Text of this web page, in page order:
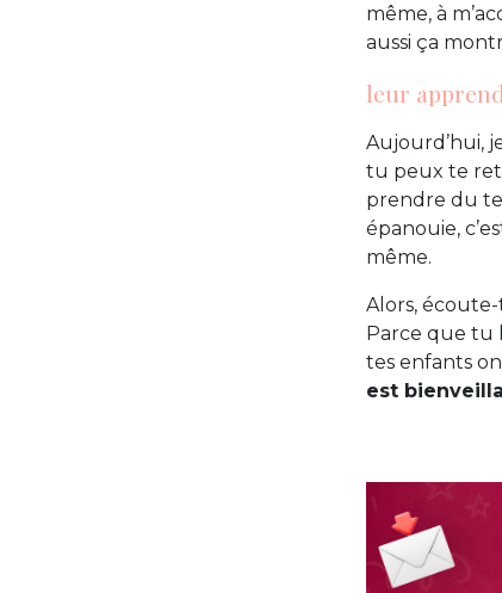
même, à
aussi ça
leur
Aujourd’hui,
tu peux te
prendre du
épanouie,
même.
Alors,
Parce que tu
tes enfants
est